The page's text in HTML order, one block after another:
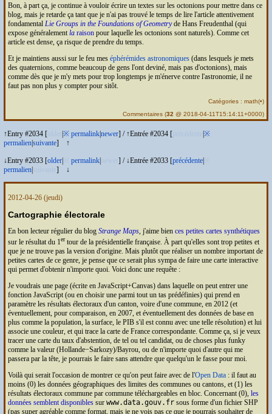
Bon, à part ça, je continue à vouloir écrire un textes sur les octonions pour mettre dans ce
blog, mais je retarde ça tant que je n'ai pas trouvé le temps de lire l'article attentivement
fondamental Lie Groups in the Foundations of Geometryde Hans Freudenthal (qui
expose généralement laraisonpour laquelle les octonions sont naturels). Comme cet
article est dense, ça risque de prendre du temps.
Et je maintiens aussi sur le feu mes éphérémides astronomiques(dans lesquels je mets
des quaternions, comme beaucoup de gens l'ont deviné, mais pas d'octonions), mais
comme dès que je m'y mets pour trop longtemps je m'énerve contre l'astronomie, il ne
faut pas non plus y compter pour sitôt.
Catégories :math(•)
Commentaires (32 @ 2018-04-11T15:14:11+0000)
↑Entry #2034 [ ※ permalinknewer] / ↑Entrée #2034 [
※
permaliensuivante] ↑
↓Entry #2033 [older permalink ] / ↓Entrée #2033 [précédente
permalien
] ↓
2012-04-26(jeudi)
Cartographie électorale
En bon lecteur régulier du blog Strange Maps, j'aime bien ces petites cartes synthétiques
sur le résultat du 1ertour de la présidentielle française. À part qu'elles sont trop petites et
que je ne trouve pas la version d'origine. Mais plutôt que réaliser un nombre important de
petites cartes de ce genre, je pense que ce serait plus sympa de faire une carte interactive
qui permet d'obtenir n'importe quoi. Voici donc une requête :
Je voudrais une page (écrite en JavaScript+Canvas) dans laquelle on peut entrer une
fonction JavaScript (ou en choisir une parmi tout un tas prédéfinies) qui prend en
paramètre les résultats électoraux d'un canton, voire d'une commune, en 2012 (et
éventuellement, pour comparaison, en 2007, et éventuellement des données de base en
plus comme la population, la surface, le PIBs'il est connu avec une telle résolution) et lui
associe une couleur, et qui trace la carte de France correspondante. Comme ça, si je veux
tracer une carte du taux d'abstention, de tel ou tel candidat, ou de choses plus funky
comme la valeur (Hollande−Sarkozy)/Bayrou, ou de n'importe quoi d'autre qui me
passera par la tête, je pourrais le faire sans attendre que quelqu'un le fasse pour moi.
Voilà qui serait l'occasion de montrer ce qu'on peut faire avec de l'Open Data: il faut au
moins (0) les données géographiques des limites des communes ou cantons, et (1) les
résultats électoraux commune par commune téléchargeables en bloc. Concernant (0), les
données semblent disponiblessur www.data.gouv.frsous forme d'un fichier SHP
(pas super agréable comme format, mais je ne vois pas ce que je pourrais souhaiter de